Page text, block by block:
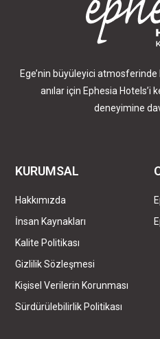
Ege’nin büyüleyici
anılar için Ephesia Hotels’i
deneyimine
KURUMSAL
Hakkımızda
İnsan Kaynakları
Kalite Politikası
Gizlilik Sözleşmesi
Kişisel Verilerin Korunması
Sürdürülebilirlik Politikası